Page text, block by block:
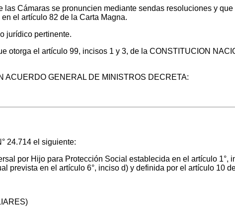
Cámaras se pronuncien mediante sendas resoluciones y
el artículo 82 de la Carta Magna.
jurídico pertinente.
otorga el artículo 99, incisos 1 y 3, de la CONSTITUCION
ACUERDO GENERAL DE MINISTROS DECRETA:
24.714 el siguiente:
por Hijo para Protección Social establecida en el artículo 1°,
prevista en el artículo 6°, inciso d) y definida por el artículo 10